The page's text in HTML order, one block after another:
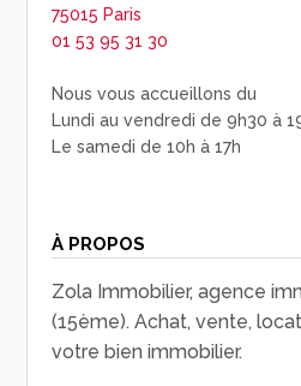
75015 Paris
01 53 95 31 30
Nous vous accueillons du
Lundi au vendredi de 9h30 à
Le samedi de 10h à 17h
À PROPOS
Zola Immobilier, agence
(15ème). Achat, vente,
votre bien immobilier.